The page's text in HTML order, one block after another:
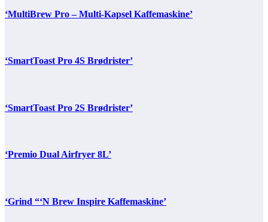
‘MultiBrew Pro – Multi-Kapsel Kaffemaskine’
‘SmartToast Pro 4S Brødrister’
‘SmartToast Pro 2S Brødrister’
‘Premio Dual Airfryer 8L’
‘Grind “‘N Brew Inspire Kaffemaskine’